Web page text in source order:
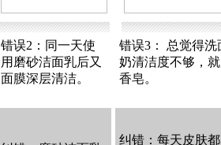
错误2：同一天使
用磨砂洁面乳后又
面膜深层清洁。
错误3： 总觉得洗
奶清洁度不够，
香皂。
纠错：每天皮肤